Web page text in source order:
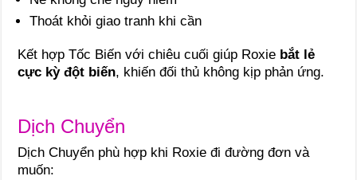
Thoát khỏi giao tranh khi cần
Kết hợp Tốc Biến với chiêu cuối giúp Roxie bắt lẻ
cực kỳ đột biến, khiến đối thủ không kịp phản ứng.
Dịch Chuyển
Dịch Chuyển phù hợp khi Roxie đi đường đơn và
muốn: